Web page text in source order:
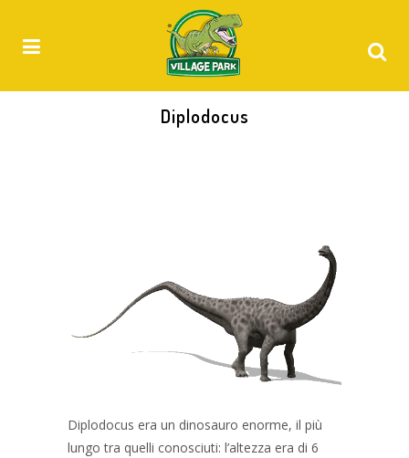
Diplodocus
Diplodocus era un dinosauro enorme, il più
lungo tra quelli conosciuti: l’altezza era di 6